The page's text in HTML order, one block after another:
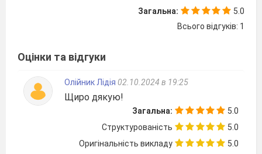
5. Серед наведених понять тропами є...
В) гiпербола, метонiмiя, алегорiя, каламбур
Г) паралелiзм, епiтет, синекдоха, метафора
6. Серед наведених понять фiгурами є…
А) метатеза, хiязм, алiтерацiя, плеоназм
Б) епiфора, палiндром, тавтологія, оксюморон
В) гiпербола, метонiмiя, алегорiя, каламбур
Г) паралелiзм, епiтет, синекдоха, метафора
Загальна:
5.0
Всього відгуків: 1
Оцінки та відгуки
Олійник Лідія 02.10.2024 в 19:25
Щиро дякую!
Загальна:
5.0
Структурованість
5.0
Оригінальність викладу
5.0